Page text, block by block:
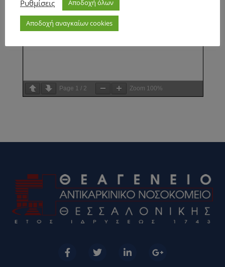
Page 1 / 2 Zoom 100%
Ρυθμίσεις
Αποδοχή όλων
Αποδοχή αναγκαίων cookies